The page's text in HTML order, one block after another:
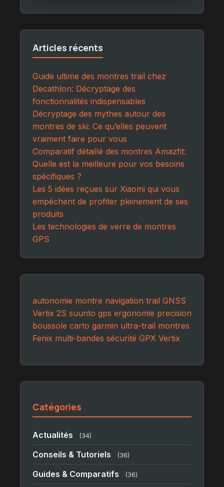
Articles récents
Guide ultime des montres trail chez
Decathlon: Décryptage des
fonctionnalités indispensables
Décryptage des mythes autour des
montres de ski: Ce qu’elles peuvent
vraiment faire pour vous
Comparatif détaillé des montres Amazfit:
Quelle est la meilleure pour vos besoins
spécifiques ?
Les 5 idées reçues sur Xiaomi qui vous
empêchent de profiter pleinement de ses
produits
Les technologies de verre de montres
GPS
autonomie montre navigation trail GNSS
Vertix 2S suunto gps ergonomie precision
boussole carto garmin ultra-trail montres
Fenix multi-bandes sécurité GPX Vertix
Catégories
Actualités (34)
Conseils & Tutoriels (36)
Guides & Comparatifs (36)